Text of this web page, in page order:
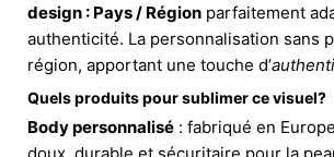
design : Pays / Région parfaitement
authenticité. La personnalisation sans
région, apportant une touche d’
Quels produits pour sublimer ce visuel?
Body personnalisé : fabriqué en